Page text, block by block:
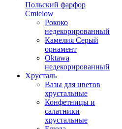
Польский фарфор
Сmielow
Рококо
недекорированный
Камелия Серый
орнамент
Oktawa
недекорированный
Хрусталь
Вазы для цветов
хрустальные
Конфетницы и
салатники
хрустальные